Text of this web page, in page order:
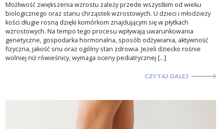
Możliwość zwiększenia wzrostu zależy przede wszystkim od wieku
biologicznego oraz stanu chrząstek wzrostowych. U dzieci i młodzieży
kości długie rosną dzięki komórkom znajdującym się w płytkach
wzrostowych. Na tempo tego procesu wpływają uwarunkowania
genetyczne, gospodarka hormonalna, sposób odżywiania, aktywność
fizyczna, jakość snu oraz ogólny stan zdrowia. Jeżeli dziecko rośnie
wolniej niż rówieśnicy, wymaga oceny pediatrycznej […]
CZYTAJ DALEJ